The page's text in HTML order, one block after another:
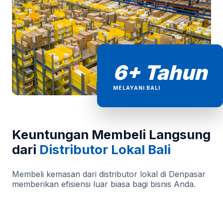
6+ Tahun
MELAYANI BALI
Keuntungan Membeli Langsung
dari Distributor Lokal Bali
Membeli kemasan dari distributor lokal di Denpasar
memberikan efisiensi luar biasa bagi bisnis Anda.